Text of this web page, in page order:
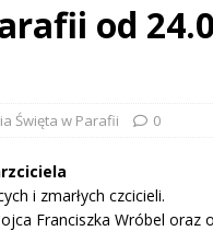
od
Święta w Parafii 0
i zmarłych czcicieli.
Franciszka Wróbel oraz